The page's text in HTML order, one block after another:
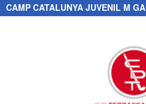
CAMP CATALUNYA JUVENIL M GA